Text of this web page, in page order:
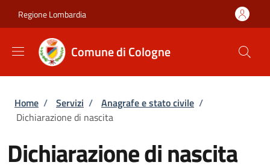
Regione Lombardia
Comune di Cologne
Briciole di pane
Home / Servizi / Anagrafe e stato civile /
Dichiarazione di nascita
Dichiarazione di nascita